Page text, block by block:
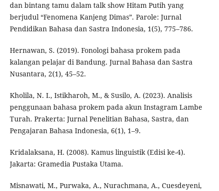
dan bintang tamu dalam talk show Hitam Putih yang
berjudul “Fenomena Kanjeng Dimas”. Parole: Jurnal
Pendidikan Bahasa dan Sastra Indonesia, 1(5), 775–786.
Hernawan, S. (2019). Fonologi bahasa prokem pada
kalangan pelajar di Bandung. Jurnal Bahasa dan Sastra
Nusantara, 2(1), 45–52.
Kholila, N. I., Istikharoh, M., & Susilo, A. (2023). Analisis
penggunaan bahasa prokem pada akun Instagram Lambe
Turah. Prakerta: Jurnal Penelitian Bahasa, Sastra, dan
Pengajaran Bahasa Indonesia, 6(1), 1–9.
Kridalaksana, H. (2008). Kamus linguistik (Edisi ke-4).
Jakarta: Gramedia Pustaka Utama.
Misnawati, M., Purwaka, A., Nurachmana, A., Cuesdeyeni,